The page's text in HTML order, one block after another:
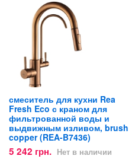
смеситель для кухни Rea
Fresh Eco с краном для
фильтрованной воды и
выдвижным изливом, brush
copper (REA-B7436)
5 242 грн. Нет в наличии